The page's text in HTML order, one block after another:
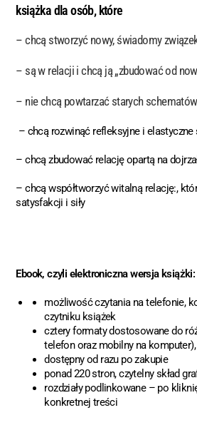
książka dla osób, które
–chcą stworzyć nowy, świadomy
– są w relacji i chcą ją „zbudować od
– nie chcą powtarzać starych schematów
– chcą rozwinąć refleksyjne i elastyczne
– chcą zbudować relację opartą na
– chcą współtworzyć witalną relację:,
satysfakcji i siły
Ebook, czyli elektroniczna wersja książki:
możliwość czytania na telefonie,
czytniku książek
cztery formaty dostosowane do
telefon oraz mobilny na komputer),
dostępny od razu po zakupie
ponad 220 stron, czytelny skład
rozdziały podlinkowane – po
konkretnej treści